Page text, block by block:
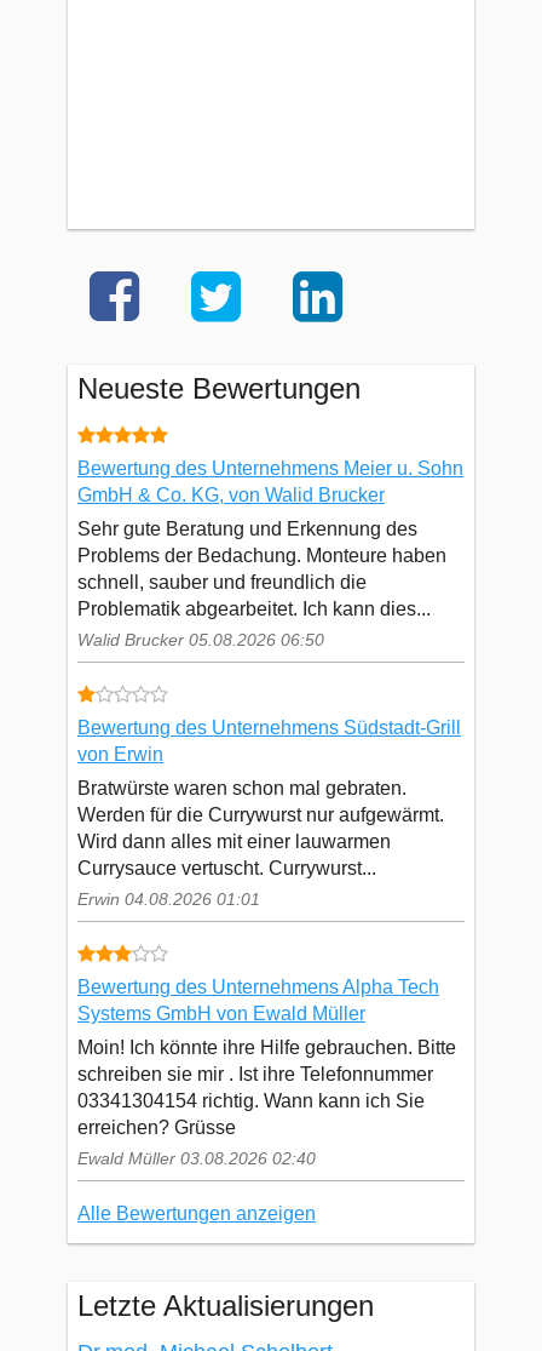
Neueste Bewertungen
Bewertung des Unternehmens Meier u. Sohn
GmbH & Co. KG, von Walid Brucker
Sehr gute Beratung und Erkennung des
Problems der Bedachung. Monteure haben
schnell, sauber und freundlich die
Problematik abgearbeitet. Ich kann dies...
Walid Brucker 05.08.2026 06:50
Bewertung des Unternehmens Südstadt-Grill
von Erwin
Bratwürste waren schon mal gebraten.
Werden für die Currywurst nur aufgewärmt.
Wird dann alles mit einer lauwarmen
Currysauce vertuscht. Currywurst...
Erwin 04.08.2026 01:01
Bewertung des Unternehmens Alpha Tech
Systems GmbH von Ewald Müller
Moin! Ich könnte ihre Hilfe gebrauchen. Bitte
schreiben sie mir . Ist ihre Telefonnummer
03341304154 richtig. Wann kann ich Sie
erreichen? Grüsse
Ewald Müller 03.08.2026 02:40
Alle Bewertungen anzeigen
Letzte Aktualisierungen